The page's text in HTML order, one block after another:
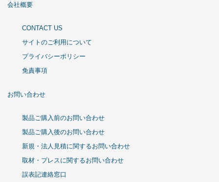
会社概要
CONTACT US
サイトのご利用について
プライバシーポリシー
免責事項
お問い合わせ
製品ご購入前のお問い合わせ
製品ご購入後のお問い合わせ
新規・法人見積に関するお問い合わせ
取材・プレスに関するお問い合わせ
誤表記連絡窓口